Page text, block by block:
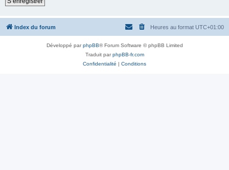
Index du forum Heures au format UTC+01:00
Développé parphpBB® Forum Software © phpBB Limited
Traduit parphpBB-fr.com
Confidentialité | Conditions